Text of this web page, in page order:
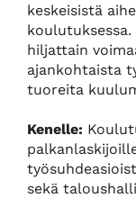
keskeisistä
koulutuksessa.
hiljattain
ajankohtaista
tuoreita
Kenelle:
sekä